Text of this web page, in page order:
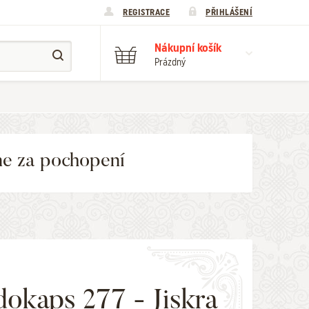
REGISTRACE PŘIHLÁŠENÍ
Nákupní košík
Prázdný
za pochopení
277 - Jiskra